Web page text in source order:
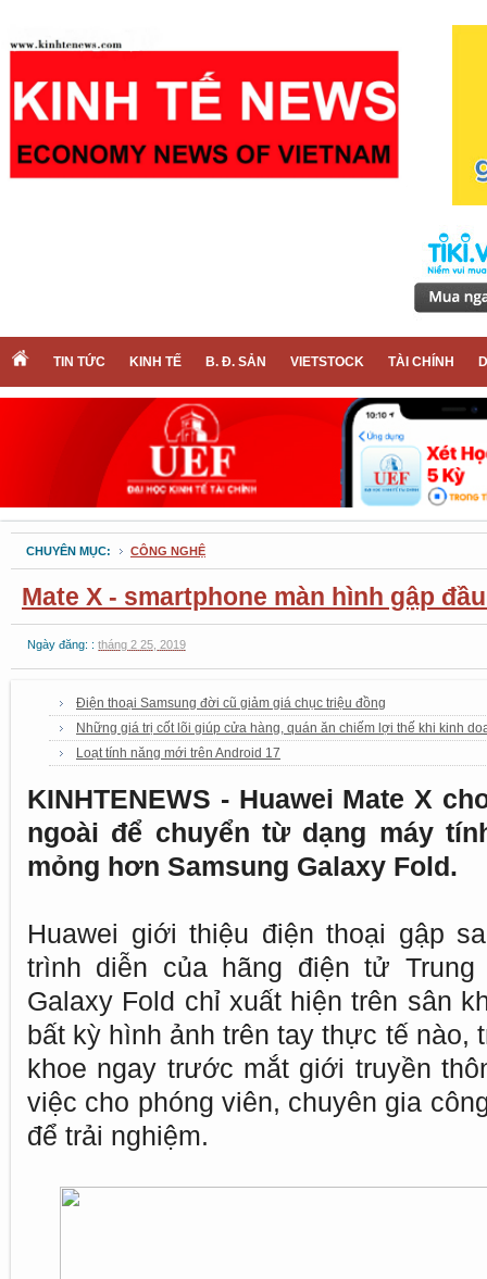
TIN TỨC KINH TẾ B. Đ. SẢN VIETSTOCK TÀI CHÍNH
CHUYÊN MỤC: CÔNG NGHỆ
Mate X - smartphone màn hình gập
Ngày đăng: : tháng 2 25, 2019
Điện thoại Samsung đời cũ giảm giá chục triệu đồng
Những giá trị cốt lõi giúp cửa hàng, quán ăn chiếm lợi thế khi kinh
Loạt tính năng mới trên Android 17
KINHTENEWS - Huawei Mate X
ngoài để chuyển từ dạng máy
mỏng hơn Samsung Galaxy Fold.
Huawei giới thiệu điện thoại gập
trình diễn của hãng điện tử
Galaxy Fold chỉ xuất hiện trên sân
bất kỳ hình ảnh trên tay thực tế nào,
khoe ngay trước mắt giới truyền
việc cho phóng viên, chuyên gia
để trải nghiệm.